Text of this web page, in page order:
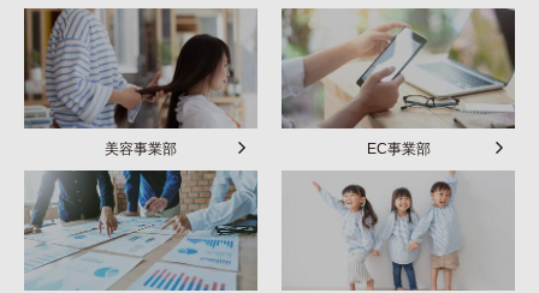
美容事業部 EC事業部